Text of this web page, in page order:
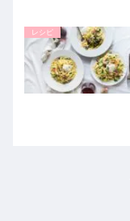
レシピ